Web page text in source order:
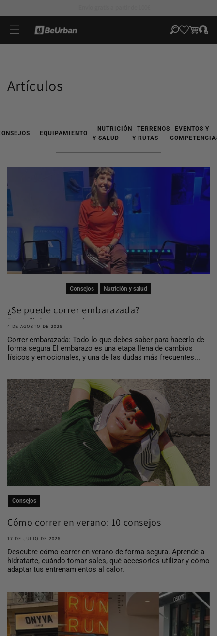
contenido
Carrito
Iniciar
sesión
Artículos
EQUIPAMIENTO
NUTRICIÓN
Y SALUD
TERRENOS
Y RUTAS
EVENTOS Y
Consejos Nutrición y salud
¿Se puede correr embarazada?
Beneficios, consej...
4 DE AGOSTO DE 2026
Correr embarazada: Todo lo que debes saber para hacerlo de
forma segura El embarazo es una etapa llena de cambios
físicos y emocionales, y una de las dudas más frecuentes...
Consejos
Cómo correr en verano: 10 consejos
para entrena...
17 DE JULIO DE 2026
Descubre cómo correr en verano de forma segura. Aprende a
hidratarte, cuándo tomar sales, qué accesorios utilizar y cómo
adaptar tus entrenamientos al calor.